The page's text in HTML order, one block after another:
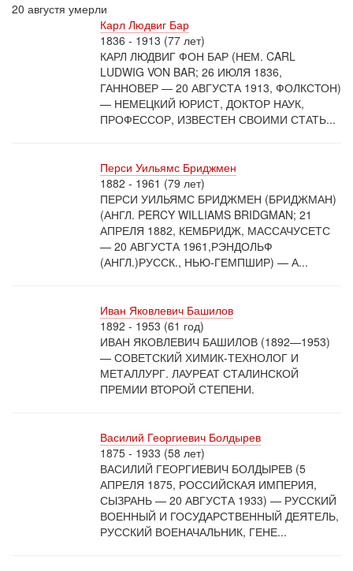
20 августя умерли
Карл Людвиг Бар
1836 - 1913 (77 лет)
КАРЛ ЛЮДВИГ ФОН БАР (НЕМ. CARL
LUDWIG VON BAR; 26 ИЮЛЯ 1836,
ГАННОВЕР — 20 АВГУСТА 1913, ФОЛКСТОН)
— НЕМЕЦКИЙ ЮРИСТ, ДОКТОР НАУК,
ПРОФЕССОР, ИЗВЕСТЕН СВОИМИ СТАТЬ...
Перси Уильямс Бриджмен
1882 - 1961 (79 лет)
ПЕРСИ УИЛЬЯМС БРИДЖМЕН (БРИДЖМАН)
(АНГЛ. PERCY WILLIAMS BRIDGMAN; 21
АПРЕЛЯ 1882, КЕМБРИДЖ, МАССАЧУСЕТС
— 20 АВГУСТА 1961,РЭНДОЛЬФ
(АНГЛ.)РУССК., НЬЮ-ГЕМПШИР) — А...
Иван Яковлевич Башилов
1892 - 1953 (61 год)
ИВАН ЯКОВЛЕВИЧ БАШИЛОВ (1892—1953)
— СОВЕТСКИЙ ХИМИК-ТЕХНОЛОГ И
МЕТАЛЛУРГ. ЛАУРЕАТ СТАЛИНСКОЙ
ПРЕМИИ ВТОРОЙ СТЕПЕНИ.
Василий Георгиевич Болдырев
1875 - 1933 (58 лет)
ВАСИЛИЙ ГЕОРГИЕВИЧ БОЛДЫРЕВ (5
АПРЕЛЯ 1875, РОССИЙСКАЯ ИМПЕРИЯ,
СЫЗРАНЬ — 20 АВГУСТА 1933) — РУССКИЙ
ВОЕННЫЙ И ГОСУДАРСТВЕННЫЙ ДЕЯТЕЛЬ,
РУССКИЙ ВОЕНАЧАЛЬНИК, ГЕНЕ...